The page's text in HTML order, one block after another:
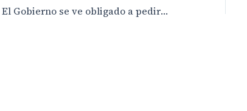
El Gobierno se ve obligado a pedir una prórroga para el nuevo Juzgado de San Bartolomé de Tirajana